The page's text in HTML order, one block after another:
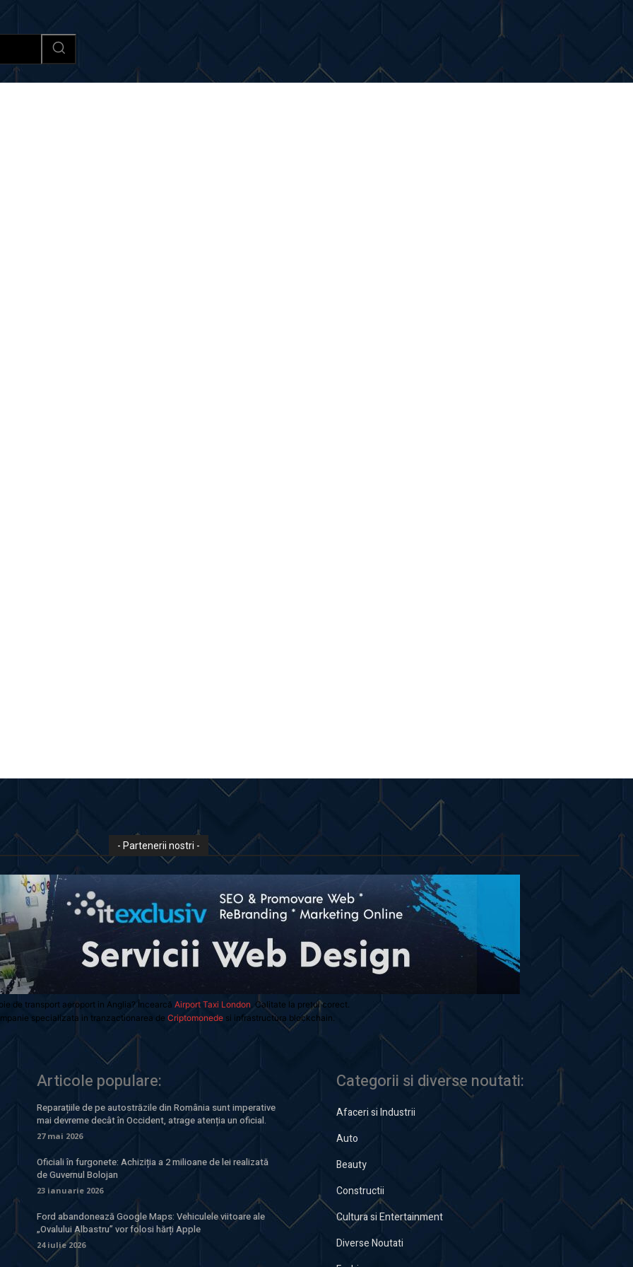
- Partenerii nostri -
de transport aeroport in Anglia? Încearcă Airport Taxi London. Calitate la prețul corect.
specializata in tranzactionarea de Criptomonedesi infrastructura blockchain.
Articole populare:
Reparațiile de pe autostrăzile din România sunt imperative
mai devreme decât în Occident, atrage atenția un oficial.
27 mai 2026
Oficiali în furgonete: Achiziția a 2 milioane de lei realizată
de Guvernul Bolojan
23 ianuarie 2026
Ford abandonează Google Maps: Vehiculele viitoare ale
„Ovalului Albastru” vor folosi hărți Apple
24 iulie 2026
Categorii si diverse noutati:
Afaceri si Industrii
Auto
Beauty
Constructii
Cultura si Entertainment
Diverse Noutati